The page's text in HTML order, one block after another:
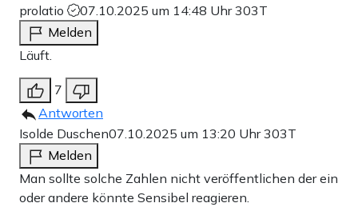
prolatio
07.10.2025 um 14:48 Uhr303T
Melden
Läuft.
7
Antworten
Isolde Duschen07.10.2025 um 13:20 Uhr303T
Melden
Man sollte solche Zahlen nicht veröffentlichen der ein
oder andere könnte Sensibel reagieren.